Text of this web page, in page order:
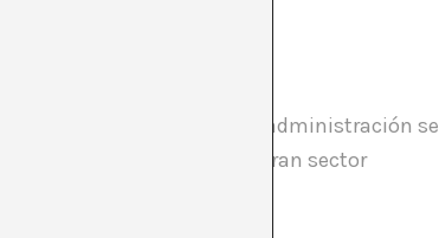
la financiación. Desde la administración se
la cultura como un gran sector